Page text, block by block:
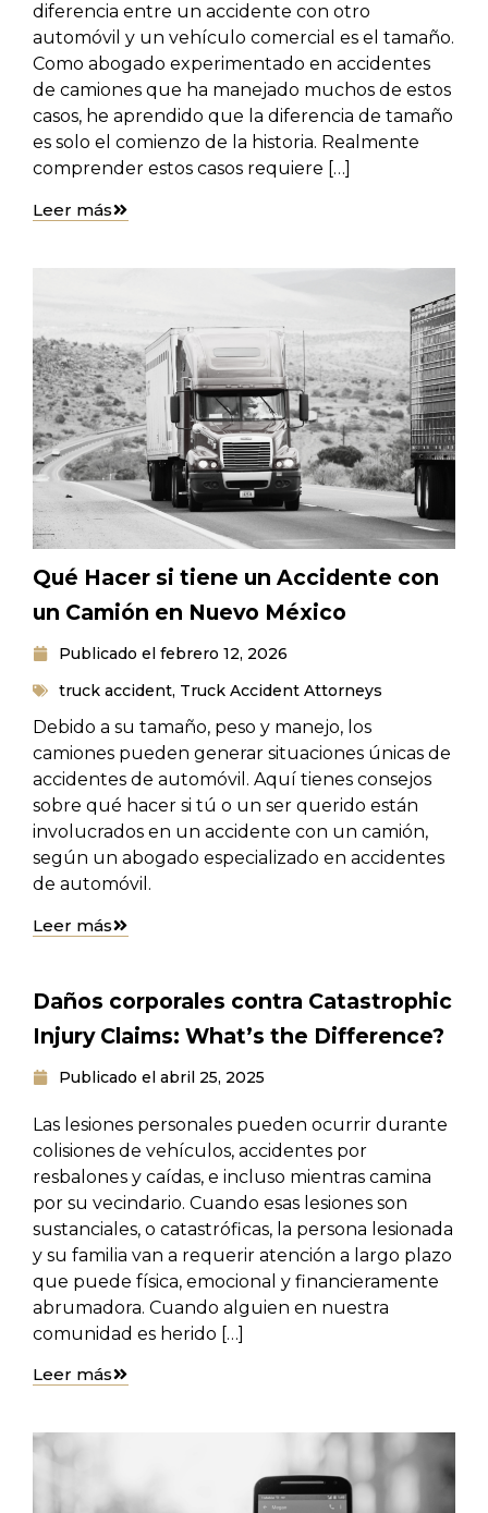
diferencia entre un accidente con otro
automóvil y un vehículo comercial es el tamaño.
Como abogado experimentado en accidentes
de camiones que ha manejado muchos de estos
casos, he aprendido que la diferencia de tamaño
es solo el comienzo de la historia. Realmente
comprender estos casos requiere […]
Leer más
Qué Hacer si tiene un Accidente con
un Camión en Nuevo México
Publicado el febrero 12, 2026
truck accident, Truck Accident Attorneys
Debido a su tamaño, peso y manejo, los
camiones pueden generar situaciones únicas de
accidentes de automóvil. Aquí tienes consejos
sobre qué hacer si tú o un ser querido están
involucrados en un accidente con un camión,
según un abogado especializado en accidentes
de automóvil.
Leer más
Daños corporales contra Catastrophic
Injury Claims: What’s the Difference?
Publicado el abril 25, 2025
Las lesiones personales pueden ocurrir durante
colisiones de vehículos, accidentes por
resbalones y caídas, e incluso mientras camina
por su vecindario. Cuando esas lesiones son
sustanciales, o catastróficas, la persona lesionada
y su familia van a requerir atención a largo plazo
que puede física, emocional y financieramente
abrumadora. Cuando alguien en nuestra
comunidad es herido […]
Leer más